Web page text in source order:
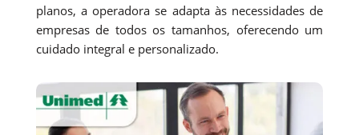
planos, a operadora se adapta às necessidades de
empresas de todos os tamanhos, oferecendo um
cuidado integral e personalizado.